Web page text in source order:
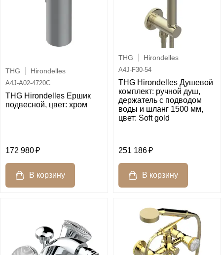
THG Hirondelles
A4J-A02-4720C
THG Hirondelles Ершик
подвесной, цвет: хром
172 980
THG Hirondelles
A4J-F30-54
THG Hirondelles Душевой
комплект: ручной душ,
держатель с подводом
воды и шланг 1500 мм,
цвет: Soft gold
251 186